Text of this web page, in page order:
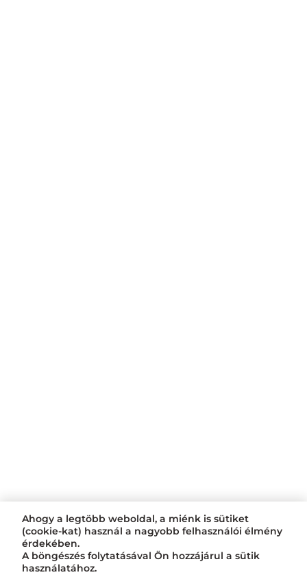
Ahogy a legtöbb weboldal, a miénk is sütiket
(cookie-kat) használ a nagyobb felhasználói élmény
érdekében.
A böngészés folytatásával Ön hozzájárul a sütik
használatához.